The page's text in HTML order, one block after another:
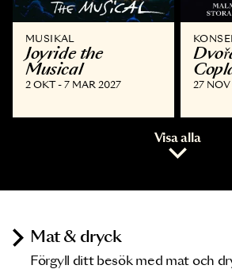
MUSIKAL
Joyride the
Musical
2 OKT - 7 MAR 2027 27 NOV
Visa alla
Mat & dryck
Förgyll ditt besök med mat och